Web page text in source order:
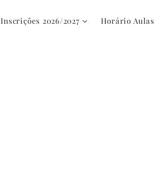
Inscrições 2026/2027 Horário Aulas